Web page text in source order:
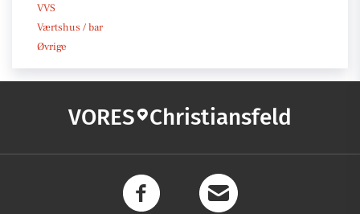
VVS
Værtshus / bar
Øvrige
VORES Christiansfeld